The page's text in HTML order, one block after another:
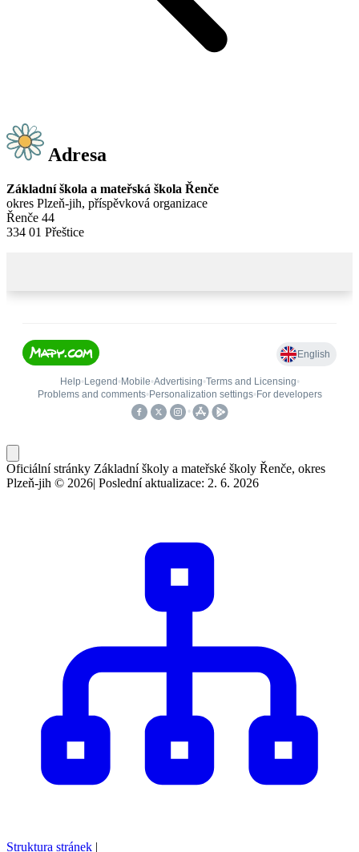
Adresa
Základní škola a mateřská škola Řenče
okres Plzeň-jih, příspěvková organizace
Řenče 44
334 01 Přeštice
Oficiální stránky Základní školy a mateřské školy Řenče, okres
Plzeň-jih © 2026| Poslední aktualizace: 2. 6. 2026
Struktura stránek |